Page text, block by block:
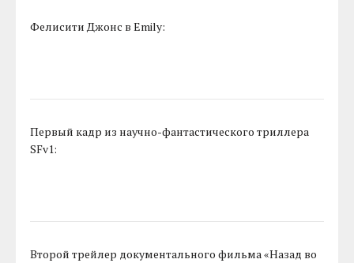
Фелисити Джонс в Emily:
Первый кадр из научно-фантастического триллера
SFv1:
Второй трейлер документального фильма «Назад во